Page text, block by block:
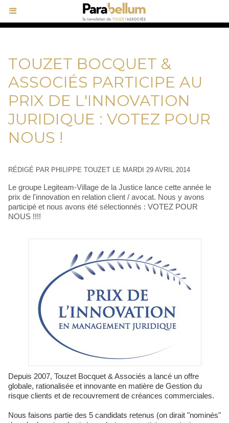
TOUZET BOCQUET &
ASSOCIÉS PARTICIPE AU
PRIX DE L'INNOVATION
JURIDIQUE : VOTEZ POUR
NOUS !
RÉDIGÉ PAR PHILIPPE TOUZET LE MARDI 29 AVRIL 2014
Le groupe Legiteam-Village de la Justice lance cette année le
prix de l'innovation en relation client / avocat. Nous y avons
participé et nous avons été sélectionnés : VOTEZ POUR
NOUS !!!!
Depuis 2007, Touzet Bocquet & Associés a lancé un offre
globale, rationalisée et innovante en matière de Gestion du
risque clients et de recouvrement de créances commerciales.
Nous faisons partie des 5 candidats retenus (on dirait "nominés"